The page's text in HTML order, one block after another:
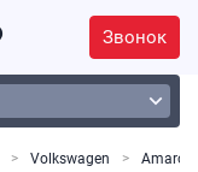
Звонок
Volkswagen Amarok